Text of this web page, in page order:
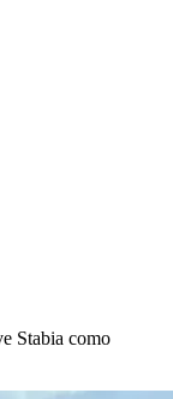
Stabia como